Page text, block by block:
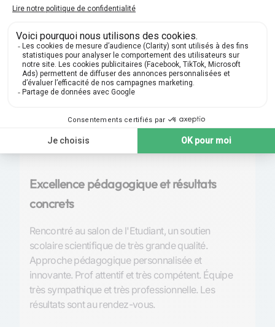
Excellence pédagogique et résultats
concrets
Rencontré au salon de l'Etudiant, un soutien
scolaire scientifique de très grande qualité.
Approche pédagogique personnalisée et
innovante. Prof attentif et très compétent. Équipe
très sympathique et très professionnelle. Les
résultats sont au rendez-vous.